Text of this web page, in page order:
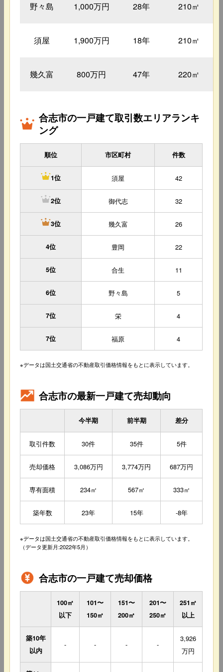
野々島 1,000万円 28年 210㎡
須屋 1,900万円 18年 210㎡
幾久富 800万円 47年 220㎡
合志市の一戸建て取引数エリアランキ
ング
順位 市区町村 件数
1位 須屋 42
2位 御代志 32
3位 幾久富 26
4位 豊岡 22
5位 合生 11
6位 野々島 5
7位 栄 4
7位 福原 4
※データは国土交通省の不動産取引価格情報をもとに表示しています。
合志市の最新一戸建て売却動向
今半期 前半期 差分
取引件数 30件 35件 5件
売却価格 3,086万円 3,774万円 687万円
専有面積 234㎡ 567㎡ 333㎡
築年数 23年 15年 -8年
※データは国土交通省の不動産取引価格情報をもとに表示しています。
（データ更新月:2022年5月）
合志市の一戸建て売却価格
100㎡
以下
101〜
150㎡
151〜
200㎡
201〜
250㎡
251㎡
以上
築10年
以内
- - - -
3,926
万円